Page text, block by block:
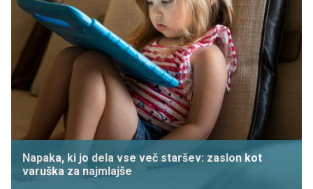
Napaka, ki jo dela vse več staršev: zaslon kot
varuška za najmlajše